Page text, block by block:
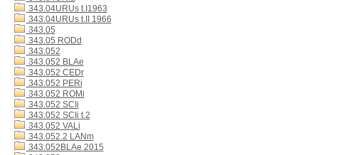
343.04URUs t.I1963
343.04URUs t.II 1966
343.05
343.05 RODd
343.052
343.052 BLAe
343.052 CEDr
343.052 PERi
343.052 ROMi
343.052 SCIi
343.052 SCIi t.2
343.052 VALi
343.052.2 LANm
343.052BLAe 2015